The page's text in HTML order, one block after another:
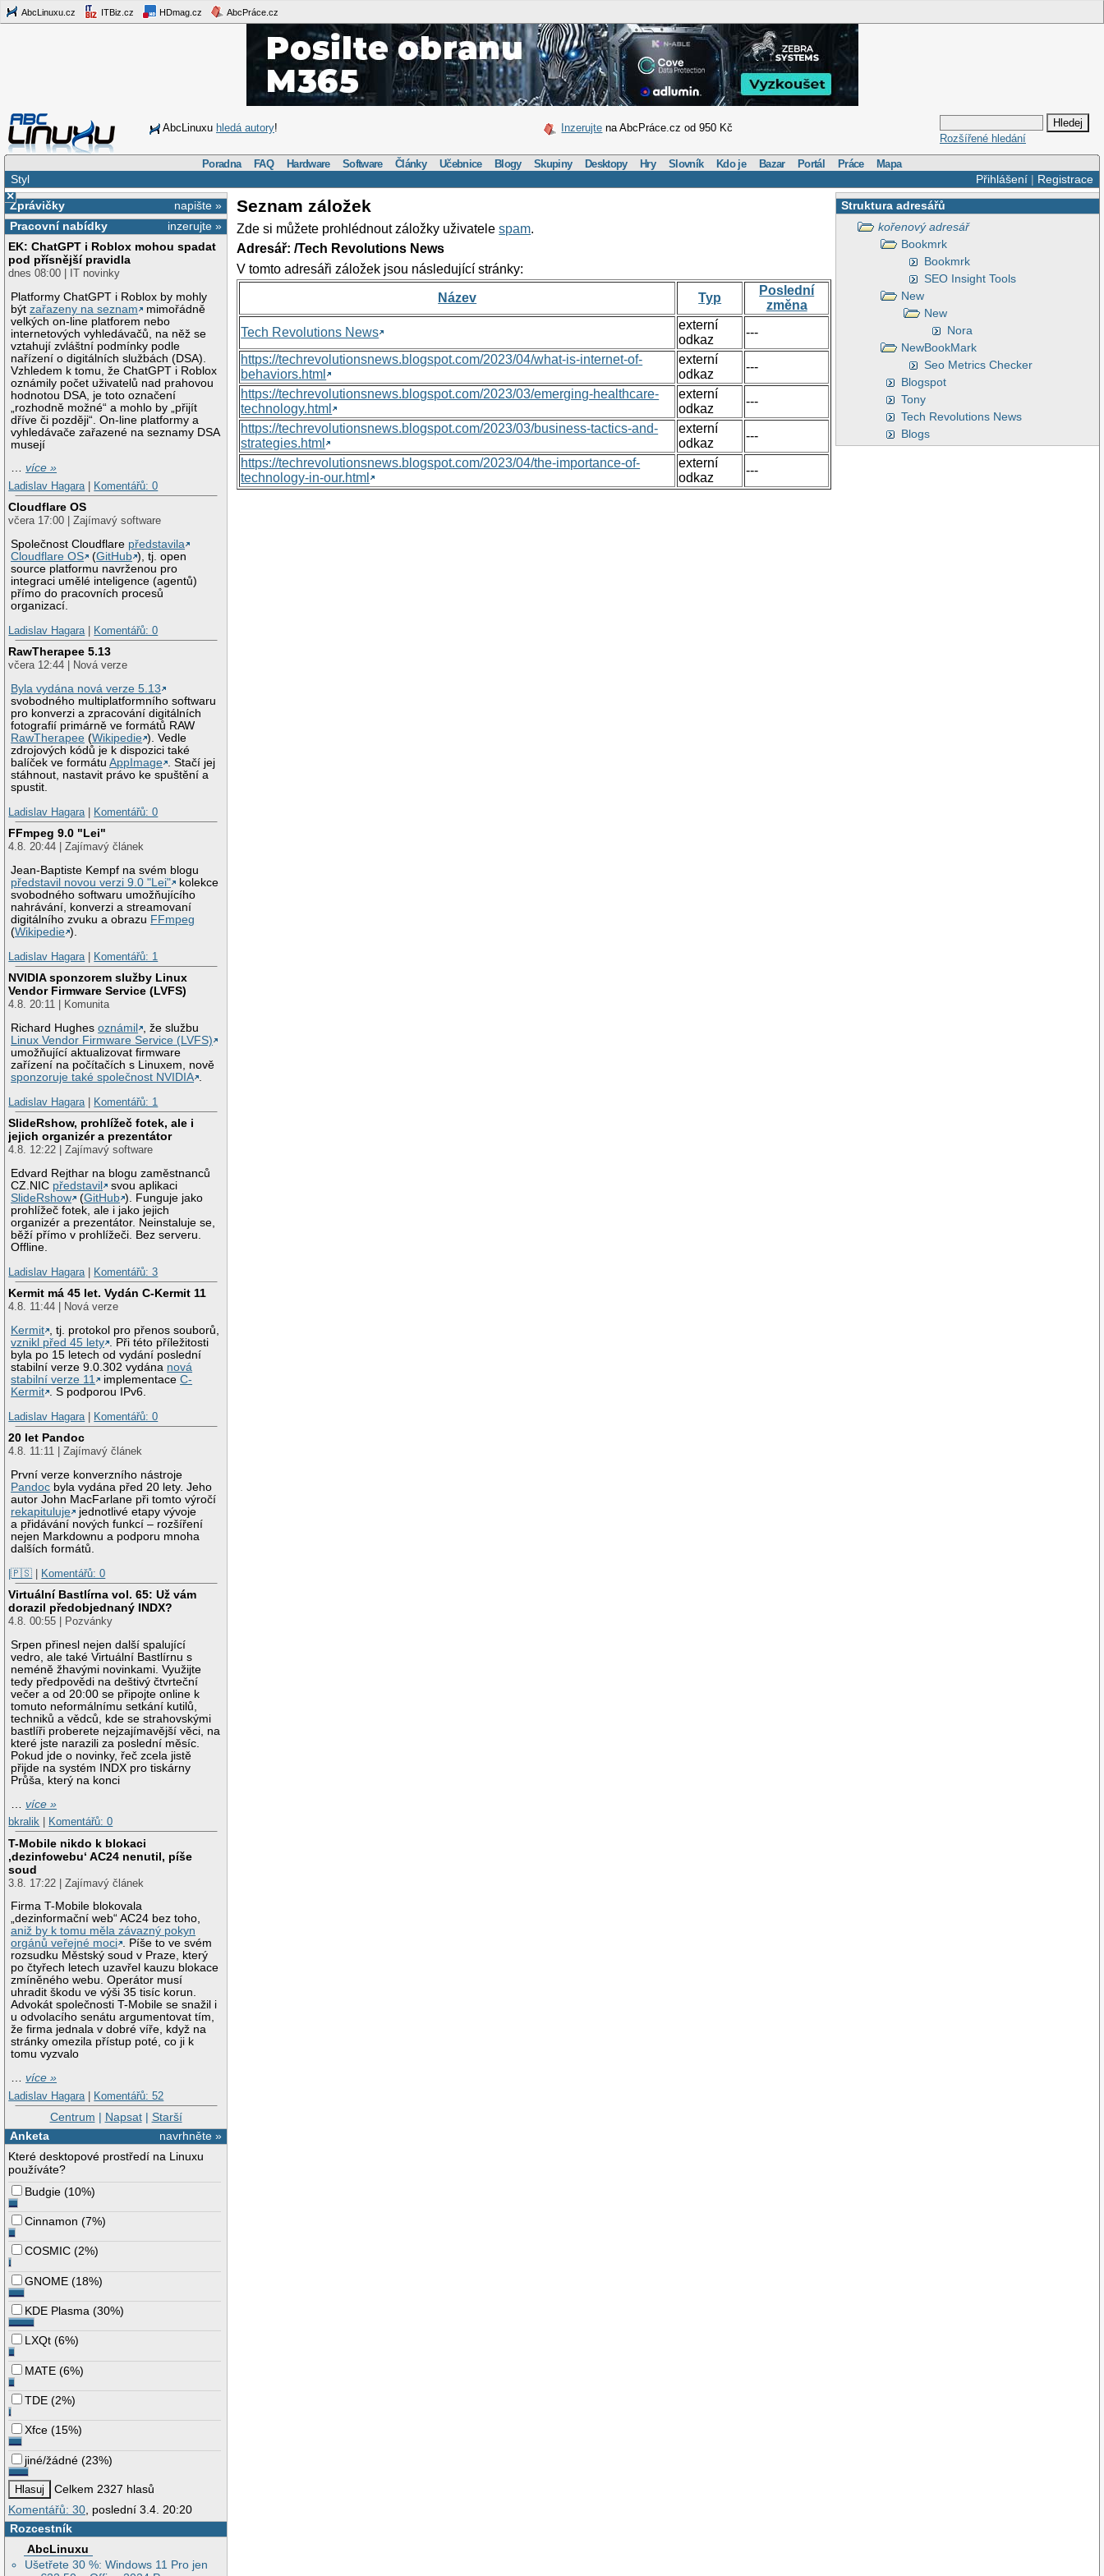
AbcLinuxu.cz ITBiz.cz HDmag.cz AbcPráce.cz
AbcLinuxu hledá autory! Inzerujte na AbcPráce.cz od 950 Kč
Rozšířené hledání
Poradna FAQ Hardware Software Články Učebnice Blogy Skupiny Desktopy Hry Slovník Kdo je Bazar Portál Práce Mapa
Přihlášení| Registrace
Styl
×
napište »
Zprávičky
inzerujte »
Pracovní nabídky
EK: ChatGPT i Roblox mohou spadat
pod přísnější pravidla
dnes 08:00 | IT novinky
Platformy ChatGPT i Roblox by mohly
býtzařazeny na seznam
mimořádně
velkých on-line platforem nebo
internetových vyhledávačů, na něž se
vztahují zvláštní podmínky podle
nařízení o digitálních službách (DSA).
Vzhledem k tomu, že ChatGPT i Roblox
oznámily počet uživatelů nad prahovou
hodnotou DSA, je toto označení
„rozhodně možné“ a mohlo by „přijít
dříve či později“. On-line platformy a
vyhledávače zařazené na seznamy DSA
musejí
…více »
Ladislav Hagara
Komentářů: 0
Cloudflare OS
včera 17:00 | Zajímavý software
Společnost Cloudflare představila
Cloudflare OS
(GitHub ), tj. open
source platformu navrženou pro
integraci umělé inteligence (agentů)
přímo do pracovních procesů
organizací.
Ladislav Hagara
Komentářů: 0
RawTherapee 5.13
včera 12:44 | Nová verze
Byla vydána nová verze 5.13
svobodného multiplatformního softwaru
pro konverzi a zpracování digitálních
fotografií primárně ve formátů RAW
RawTherapee (Wikipedie ). Vedle
zdrojových kódů je k dispozici také
balíček ve formátuAppImage . Stačí jej
stáhnout, nastavit právo ke spuštění a
spustit.
Ladislav Hagara
Komentářů: 0
FFmpeg 9.0 "Lei"
4.8. 20:44 | Zajímavý článek
Jean-Baptiste Kempf na svém blogu
představil novou verzi 9.0 "Lei"
kolekce
svobodného softwaru umožňujícího
nahrávání, konverzi a streamovaní
digitálního zvuku a obrazu FFmpeg
(Wikipedie ).
Ladislav Hagara
Komentářů: 1
NVIDIA sponzorem služby Linux
Vendor Firmware Service (LVFS)
4.8. 20:11 | Komunita
Richard Hughesoznámil
, že službu
Linux Vendor Firmware Service (LVFS)
umožňující aktualizovat firmware
zařízení na počítačích s Linuxem, nově
sponzoruje také společnost NVIDIA .
Ladislav Hagara | Komentářů: 1
SlideRshow, prohlížeč fotek, ale i
jejich organizér a prezentátor
4.8. 12:22 | Zajímavý software
Edvard Rejthar na blogu zaměstnanců
CZ.NIC představil
svou aplikaci
SlideRshow
(GitHub ). Funguje jako
prohlížeč fotek, ale i jako jejich
organizér a prezentátor. Neinstaluje se,
běží přímo v prohlížeči. Bez serveru.
Offline.
Ladislav Hagara | Komentářů: 3
Kermit má 45 let. Vydán C-Kermit 11
4.8. 11:44 | Nová verze
Kermit , tj. protokol pro přenos souborů,
vznikl před 45 lety . Při této příležitosti
byla po 15 letech od vydání poslední
stabilní verze 9.0.302 vydána nová
stabilní verze 11
implementaceC-
Kermit . S podporou IPv6.
Ladislav Hagara | Komentářů: 0
20 let Pandoc
4.8. 11:11 | Zajímavý článek
První verze konverzního nástroje
Pandoc byla vydána před 20 lety. Jeho
autor John MacFarlane při tomto výročí
rekapituluje
jednotlivé etapy vývoje
a přidávání nových funkcí – rozšíření
nejen Markdownu a podporu mnoha
dalších formátů.
|🇵🇸 | Komentářů: 0
Virtuální Bastlírna vol. 65: Už vám
dorazil předobjednaný INDX?
4.8. 00:55 | Pozvánky
Srpen přinesl nejen další spalující
vedro, ale také Virtuální Bastlírnu s
neméně žhavými novinkami. Využijte
tedy předpovědi na deštivý čtvrteční
večer a od 20:00 se připojte online k
tomuto neformálnímu setkání kutilů,
techniků a vědců, kde se strahovskými
bastlíři proberete nejzajímavější věci, na
které jste narazili za poslední měsíc.
Pokud jde o novinky, řeč zcela jistě
přijde na systém INDX pro tiskárny
Průša, který na konci
…více »
bkralik
Komentářů: 0
T-Mobile nikdo k blokaci
‚dezinfowebu‘ AC24 nenutil, píše
soud
3.8. 17:22 | Zajímavý článek
Firma T-Mobile blokovala
„dezinformační web“ AC24 bez toho,
aniž by k tomu měla závazný pokyn
orgánů veřejné moci . Píše to ve svém
rozsudku Městský soud v Praze, který
po čtyřech letech uzavřel kauzu blokace
zmíněného webu. Operátor musí
uhradit škodu ve výši 35 tisíc korun.
Advokát společnosti T-Mobile se snažil i
u odvolacího senátu argumentovat tím,
že firma jednala v dobré víře, když na
stránky omezila přístup poté, co ji k
tomu vyzvalo
…více »
Ladislav Hagara | Komentářů: 52
Centrum | Napsat| Starší
navrhněte »
Anketa
Které desktopové prostředí na Linuxu
používáte?
Budgie (10%)
Cinnamon (7%)
COSMIC (2%)
GNOME (18%)
KDE Plasma (30%)
LXQt (6%)
MATE (6%)
TDE (2%)
Xfce (15%)
jiné/žádné (23%)
Celkem 2327 hlasů
Komentářů: 30, poslední 3.4. 20:20
Rozcestník
AbcLinuxu
Ušetřete 30 %: Windows 11 Pro jen
Struktura adresářů
kořenový adresář
Bookmrk
Bookmrk
SEO Insight Tools
New
New
Nora
NewBookMark
Seo Metrics Checker
Blogspot
Tony
Tech Revolutions News
Blogs
Seznam záložek
Zde si můžete prohlédnout záložky uživatelespam.
Adresář: /Tech Revolutions News
V tomto adresáři záložek jsou následující stránky:
Název Typ
Poslední
změna
Tech Revolutions News
externí
odkaz
---
https://techrevolutionsnews.blogspot.com/2023/04/what-is-internet-of-
behaviors.html
externí
odkaz
---
https://techrevolutionsnews.blogspot.com/2023/03/emerging-healthcare-
technology.html
externí
odkaz
---
https://techrevolutionsnews.blogspot.com/2023/03/business-tactics-and-
strategies.html
externí
odkaz
---
https://techrevolutionsnews.blogspot.com/2023/04/the-importance-of-
technology-in-our.html
externí
odkaz
---